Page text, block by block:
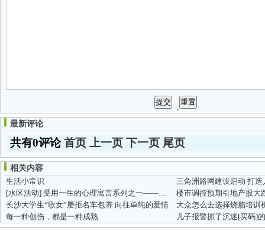
最新评论
共有0评论首页 上一页 下一页 尾页
相关内容
生活小常识
[水区活动] 受用一生的心理寓言系列之一——成长的寓言
楼市调控预期引地产股大
长沙大学生“歌女”屡拒名车包养 向往单纯的爱情
大众怎么去选择烧腊培训
每一种创伤，都是一种成熟
儿子报警抓了沉迷[买码]